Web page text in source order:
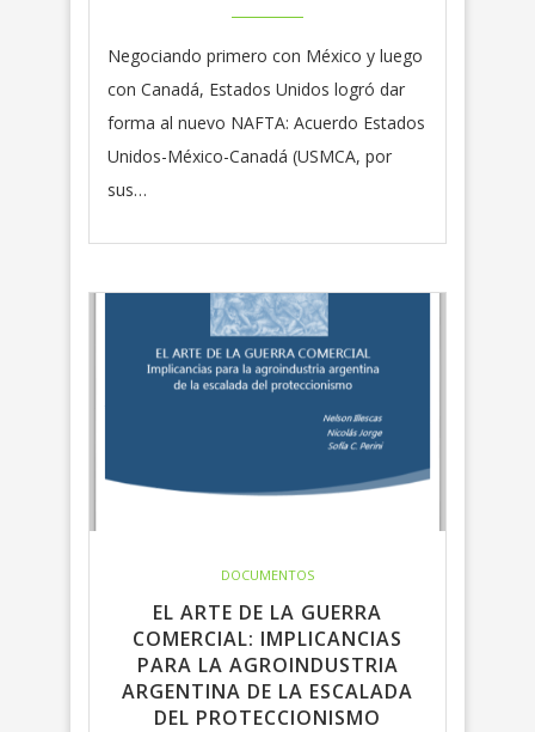
Negociando primero con México y luego
con Canadá, Estados Unidos logró dar
forma al nuevo NAFTA: Acuerdo Estados
Unidos-México-Canadá (USMCA, por
sus…
DOCUMENTOS
EL ARTE DE LA GUERRA
COMERCIAL: IMPLICANCIAS
PARA LA AGROINDUSTRIA
ARGENTINA DE LA ESCALADA
DEL PROTECCIONISMO